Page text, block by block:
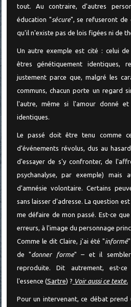
tout. Au contraire, d'autres
éducation "sécure", se refuseront de
qu'il n'existe pas de lois figées ni de
Un autre exemple est cité : celui de
êtres génétiquement identiques,
justement parce que, malgré les
communs, chacun porte un regard
l'autre, même si l'amour donné
identiques.
Le passé doit être tenu comme
d'événements révolus, dus au
d'essayer de s'y confronter, de
psychanalyse, par exemple) mais
d'amnésie volontaire. Certains
sans laisser d'adresse. La question
me défaire de mon passé. Est-ce
erreurs, à l'image du personnage
Comme le dit Claire, j'ai été "informé
de "donner forme" – et il
reproduite. Dit autrement, est-
l'essence (Sartre) ? Voir aussi ce texte.
Pour un intervenant, ce débat